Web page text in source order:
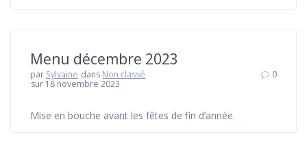
Menu décembre 2023
par Sylvaine dans Non classé
sur 18 novembre 2023
0
Mise en bouche avant les fêtes de fin d’année.